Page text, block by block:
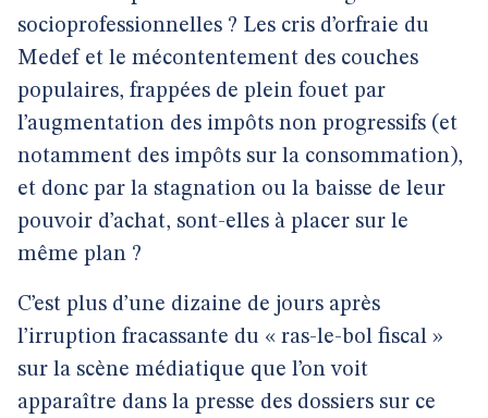
socioprofessionnelles ? Les cris d’orfraie du
Medef et le mécontentement des couches
populaires, frappées de plein fouet par
l’augmentation des impôts non progressifs (et
notamment des impôts sur la consommation),
et donc par la stagnation ou la baisse de leur
pouvoir d’achat, sont-elles à placer sur le
même plan ?
C’est plus d’une dizaine de jours après
l’irruption fracassante du « ras-le-bol fiscal »
sur la scène médiatique que l’on voit
apparaître dans la presse des dossiers sur ce